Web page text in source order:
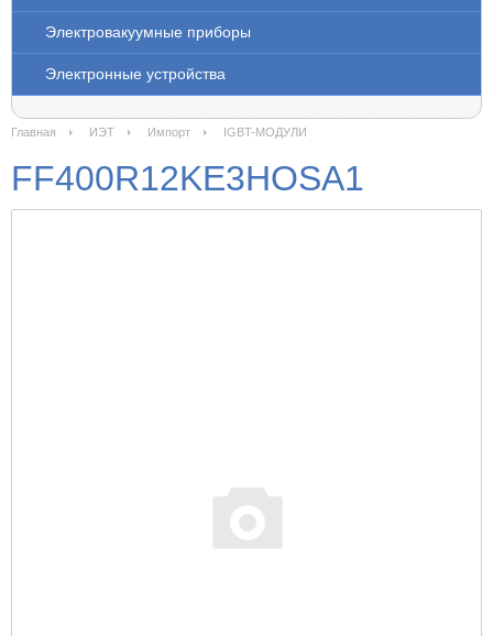
Электровакуумные приборы
Электронные устройства
Главная ИЭТ Импорт IGBT-МОДУЛИ
FF400R12KE3HOSA1